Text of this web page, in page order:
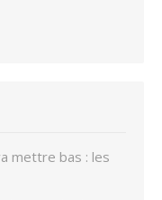
mettre bas : les